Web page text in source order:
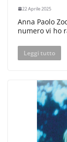
22 Aprile 2025
Anna Paolo
numero vi ho
Leggi tutto